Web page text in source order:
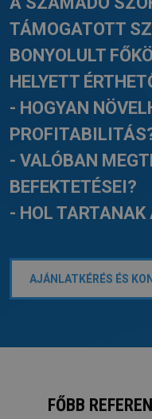
TÁMOGATOTT
BONYOLULT
HELYETT
- HOGYAN
- VALÓBAN
BEFEKTETÉSEI?
- HOL
AJÁNLATKÉRÉS ÉS
FŐBB